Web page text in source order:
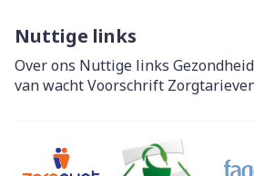
Nuttige links
Over ons Nuttige links
van wachtVoorschrift